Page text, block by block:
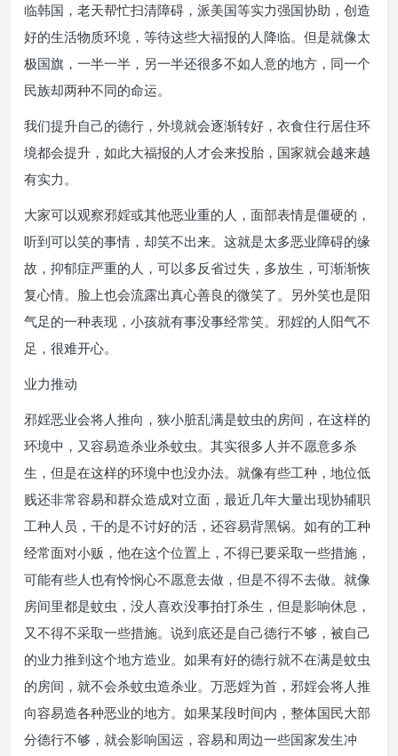
临韩国，老天帮忙扫清障碍，派美国等实力强国协助，创造
好的生活物质环境，等待这些大福报的人降临。但是就像太
极国旗，一半一半，另一半还很多不如人意的地方，同一个
民族却两种不同的命运。
我们提升自己的德行，外境就会逐渐转好，衣食住行居住环
境都会提升，如此大福报的人才会来投胎，国家就会越来越
有实力。
大家可以观察邪婬或其他恶业重的人，面部表情是僵硬的，
听到可以笑的事情，却笑不出来。这就是太多恶业障碍的缘
故，抑郁症严重的人，可以多反省过失，多放生，可渐渐恢
复心情。脸上也会流露出真心善良的微笑了。另外笑也是阳
气足的一种表现，小孩就有事没事经常笑。邪婬的人阳气不
足，很难开心。
业力推动
邪婬恶业会将人推向，狭小脏乱满是蚊虫的房间，在这样的
环境中，又容易造杀业杀蚊虫。其实很多人并不愿意多杀
生，但是在这样的环境中也没办法。就像有些工种，地位低
贱还非常容易和群众造成对立面，最近几年大量出现协辅职
工种人员，干的是不讨好的活，还容易背黑锅。如有的工种
经常面对小贩，他在这个位置上，不得已要采取一些措施，
可能有些人也有怜悯心不愿意去做，但是不得不去做。就像
房间里都是蚊虫，没人喜欢没事拍打杀生，但是影响休息，
又不得不采取一些措施。说到底还是自己德行不够，被自己
的业力推到这个地方造业。如果有好的德行就不在满是蚊虫
的房间，就不会杀蚊虫造杀业。万恶婬为首，邪婬会将人推
向容易造各种恶业的地方。如果某段时间内，整体国民大部
分德行不够，就会影响国运，容易和周边一些国家发生冲